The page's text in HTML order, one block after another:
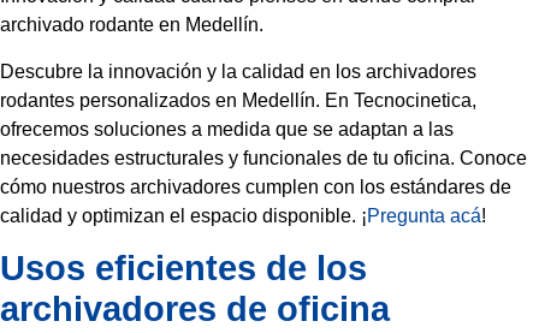
archivado rodante en Medellín.
Descubre la innovación y la calidad en los archivadores
rodantes personalizados en Medellín. En Tecnocinetica,
ofrecemos soluciones a medida que se adaptan a las
necesidades estructurales y funcionales de tu oficina. Conoce
cómo nuestros archivadores cumplen con los estándares de
calidad y optimizan el espacio disponible. ¡Pregunta acá!
Usos eficientes de los
archivadores de oficina